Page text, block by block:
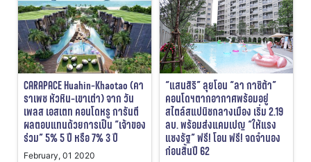
CARAPACE Huahin-Khaotao (คา
ราเพซ หัวหิน-เขาเต่า) จาก วัน
เพลส เอสเตท คอนโดหรู การันตี
ผลตอบแทนด้วยการเป็น “เจ้าของ
ร่วม” 5% 5 ปี หรือ 7% 3 ปี
February, 01 2020
“แสนสิริ” ลุยโอน “ลา กาซิต้า”
คอนโดฯตากอากาศพร้อมอยู่
สไตล์สแปนิชกลางเมือง เริ่ม 2.19
ลบ. พร้อมส่งแคมเปญ “ให้แรง
แซงรัฐ” ฟรี! โอน ฟรี! จดจำนอง
ก่อนสิ้นปี 62